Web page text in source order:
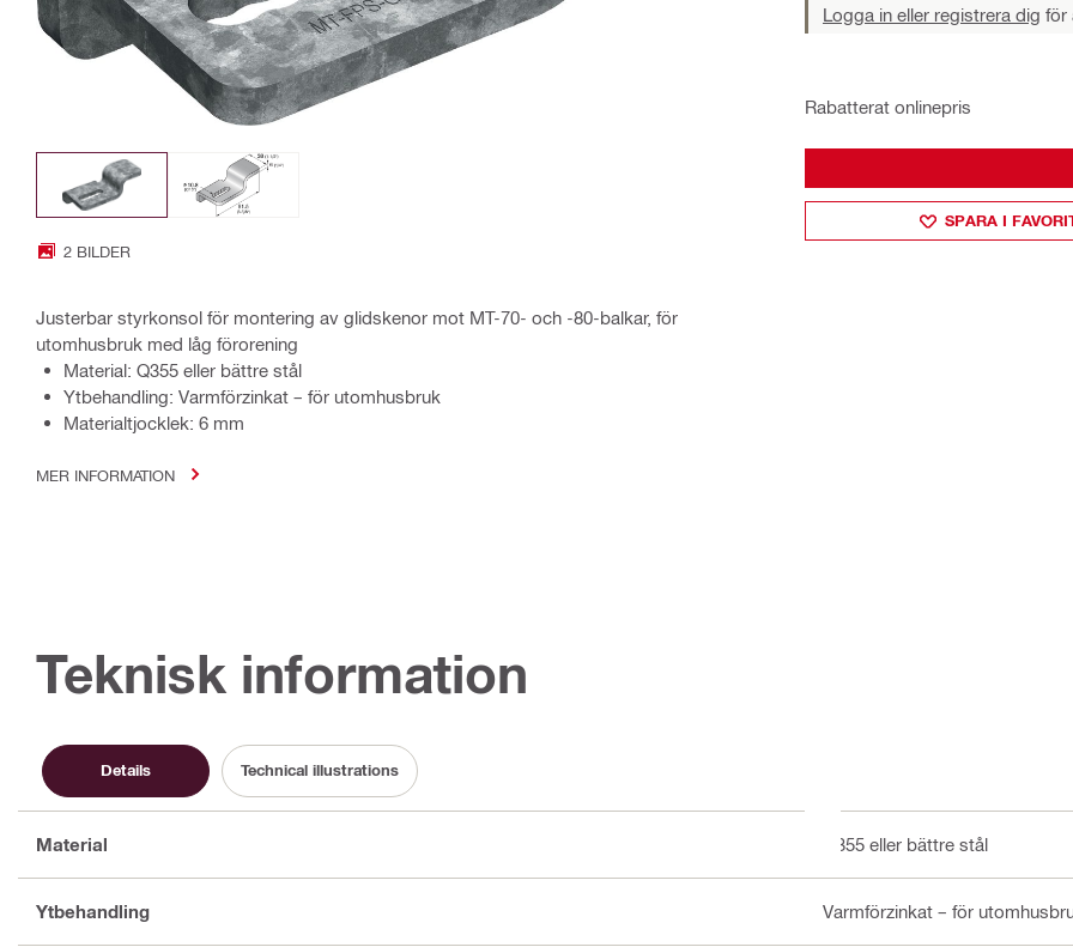
2 BILDER
Justerbar styrkonsol för montering av glidskenor mot MT-70- och -80-balkar, för
utomhusbruk med låg förorening
Material: Q355 eller bättre stål
Ytbehandling: Varmförzinkat – för utomhusbruk
Materialtjocklek: 6 mm
MER INFORMATION
Logga in eller registrera dig för
Rabatterat onlinepris
SPARA I
Teknisk information
Details Technical illustrations
Material Q355 eller bättre stål
Ytbehandling Varmförzinkat – för